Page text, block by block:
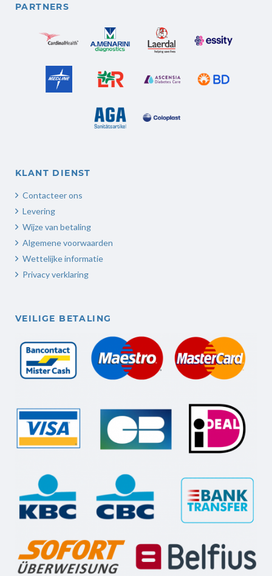
PARTNERS
KLANT DIENST
Contacteer ons
Levering
Wijze van betaling
Algemene voorwaarden
Wettelijke informatie
Privacy verklaring
VEILIGE BETALING